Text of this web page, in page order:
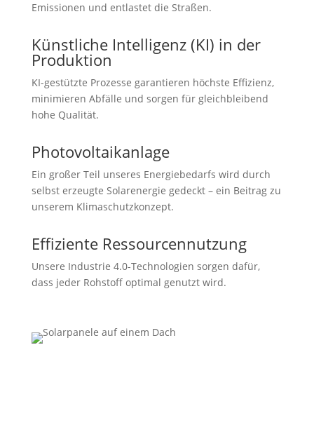
Emissionen und entlastet die Straßen.
Künstliche Intelligenz (KI) in der
Produktion
KI-gestützte Prozesse garantieren höchste Effizienz,
minimieren Abfälle und sorgen für gleichbleibend
hohe Qualität.
Photovoltaikanlage
Ein großer Teil unseres Energiebedarfs wird durch
selbst erzeugte Solarenergie gedeckt – ein Beitrag zu
unserem Klimaschutzkonzept.
Effiziente Ressourcennutzung
Unsere Industrie 4.0-Technologien sorgen dafür,
dass jeder Rohstoff optimal genutzt wird.